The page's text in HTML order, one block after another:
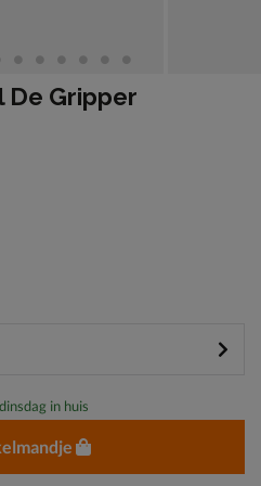
De Gripper
in huis